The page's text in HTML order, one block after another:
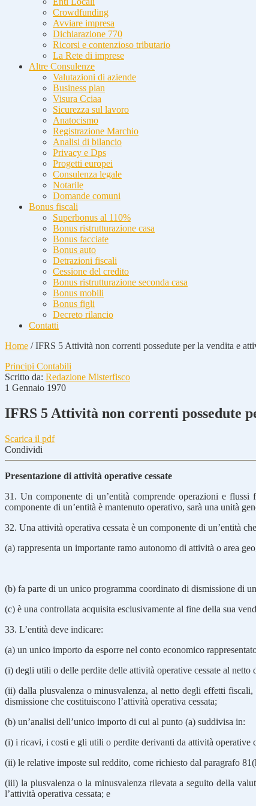
Crowdfunding
Avviare impresa
Dichiarazione 770
Ricorsi e contenzioso tributario
La Rete di imprese
Altre Consulenze
Valutazioni di aziende
Business plan
Visura Cciaa
Sicurezza sul lavoro
Anatocismo
Registrazione Marchio
Analisi di bilancio
Privacy e Dps
Progetti europei
Consulenza legale
Notarile
Domande comuni
Bonus fiscali
Superbonus al 110%
Bonus ristrutturazione casa
Bonus facciate
Bonus auto
Detrazioni fiscali
Cessione del credito
Bonus ristrutturazione seconda casa
Bonus mobili
Bonus figli
Decreto rilancio
Contatti
Home /IFRS 5 Attività non correnti possedute per la vendita e
Principi Contabili
Scritto da: Redazione Misterfisco
1 Gennaio 1970
IFRS 5 Attività non correnti possedute
Scarica il pdf
Condividi
Presentazione di attività operative cessate
31. Un componente di un’entità comprende operazioni e
componente di un’entità è mantenuto operativo, sarà una unità
32. Una attività operativa cessata è un componente di un’entità
(a) rappresenta un importante ramo autonomo di attività o area
(b) fa parte di un unico programma coordinato di dismissione di
(c) è una controllata acquisita esclusivamente al fine della sua
33. L’entità deve indicare:
(a) un unico importo da esporre nel conto economico
(i) degli utili o delle perdite delle attività operative cessate al netto
(ii) dalla plusvalenza o minusvalenza, al netto degli effetti
dismissione che costituiscono l’attività operativa cessata;
(b) un’analisi dell’unico importo di cui al punto (a) suddivisa in:
(i) i ricavi, i costi e gli utili o perdite derivanti da attività operative
(ii) le relative imposte sul reddito, come richiesto dal paragrafo
(iii) la plusvalenza o la minusvalenza rilevata a seguito della
l’attività operativa cessata; e